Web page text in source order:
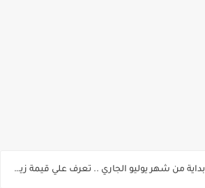
للمؤهلات العليا ..اعلان وظائف وزارة التنمية المحلية " اخصائي تخطيط - مهندس - اخصائي حاسبات - باحث قانوني " والتقديم الكتروني بتاريخ 15-7-2026